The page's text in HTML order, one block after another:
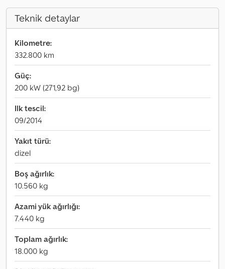
Teknik detaylar
Kilometre:
332.800 km
Güç:
200 kW (271,92 bg)
Ilk tescil:
09/2014
Yakıt türü:
dizel
Boş ağırlık:
10.560 kg
Azami yük ağırlığı:
7.440 kg
Toplam ağırlık:
18.000 kg